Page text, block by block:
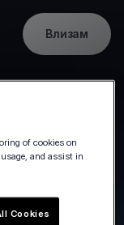
Влизам
of cookies on
and assist in
Cookies